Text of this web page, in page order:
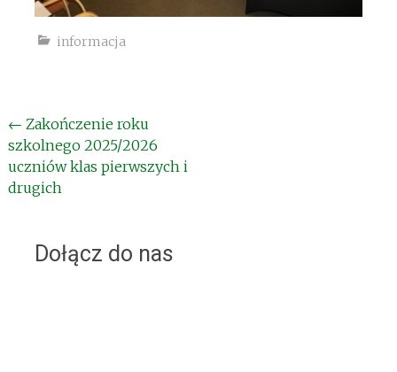
informacja
Post
navigation
← Zakończenie roku
szkolnego 2025/2026
uczniów klas pierwszych i
drugich
Dołącz do nas